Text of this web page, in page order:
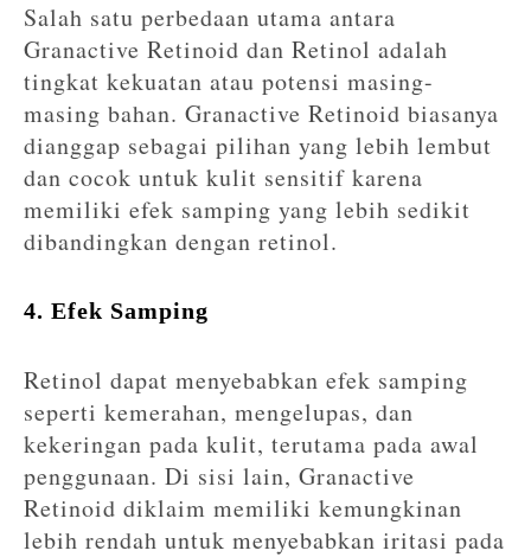
Salah satu perbedaan utama antara
Granactive Retinoid dan Retinol adalah
tingkat kekuatan atau potensi masing-
masing bahan. Granactive Retinoid biasanya
dianggap sebagai pilihan yang lebih lembut
dan cocok untuk kulit sensitif karena
memiliki efek samping yang lebih sedikit
dibandingkan dengan retinol.
4. Efek Samping
Retinol dapat menyebabkan efek samping
seperti kemerahan, mengelupas, dan
kekeringan pada kulit, terutama pada awal
penggunaan. Di sisi lain, Granactive
Retinoid diklaim memiliki kemungkinan
lebih rendah untuk menyebabkan iritasi pada